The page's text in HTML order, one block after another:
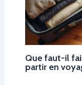
Que faut-il
partir en